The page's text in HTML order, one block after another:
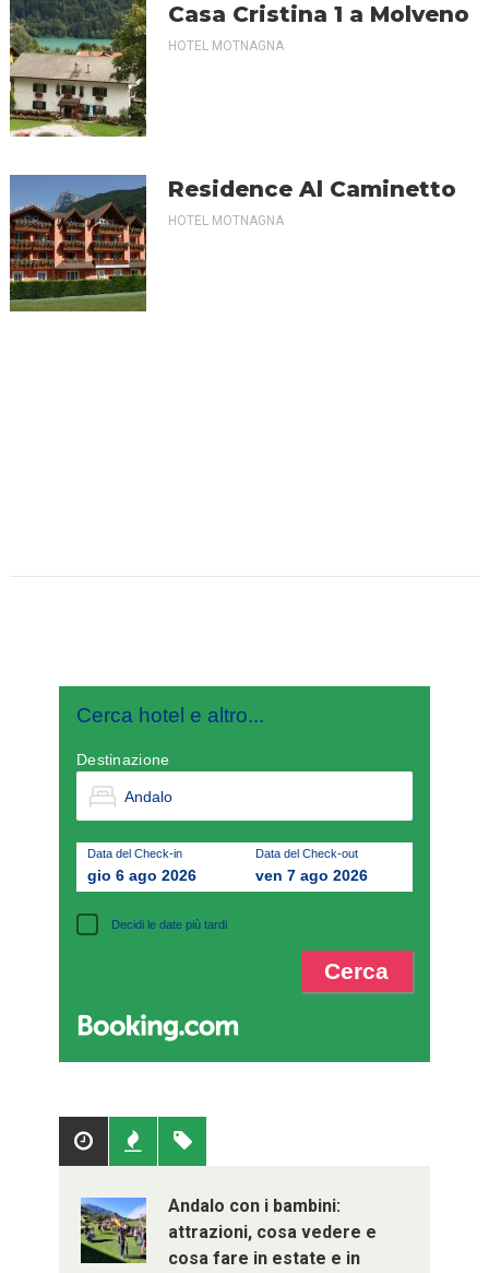
Casa Cristina 1 a Molveno
HOTEL MOTNAGNA
Residence Al Caminetto
HOTEL MOTNAGNA
Cerca hotel e altro...
Destinazione
Data del Check-in
gio 6 ago 2026
Data del Check-out
ven 7 ago 2026
Decidi le date più tardi
PopolariRecenti
Andalo con i bambini:
attrazioni, cosa vedere e
cosa fare in estate e in